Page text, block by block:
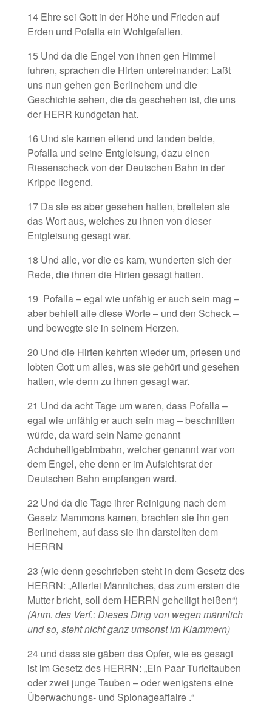
14 Ehre sei Gott in der Höhe und Frieden auf
Erden und Pofalla ein Wohlgefallen.
15 Und da die Engel von ihnen gen Himmel
fuhren, sprachen die Hirten untereinander: Laßt
uns nun gehen gen Berlinehem und die
Geschichte sehen, die da geschehen ist, die uns
der HERR kundgetan hat.
16 Und sie kamen eilend und fanden beide,
Pofalla und seine Entgleisung, dazu einen
Riesenscheck von der Deutschen Bahn in der
Krippe liegend.
17 Da sie es aber gesehen hatten, breiteten sie
das Wort aus, welches zu ihnen von dieser
Entgleisung gesagt war.
18 Und alle, vor die es kam, wunderten sich der
Rede, die ihnen die Hirten gesagt hatten.
19 Pofalla – egal wie unfähig er auch sein mag –
aber behielt alle diese Worte – und den Scheck –
und bewegte sie in seinem Herzen.
20 Und die Hirten kehrten wieder um, priesen und
lobten Gott um alles, was sie gehört und gesehen
hatten, wie denn zu ihnen gesagt war.
21 Und da acht Tage um waren, dass Pofalla –
egal wie unfähig er auch sein mag – beschnitten
würde, da ward sein Name genannt
Achduheiligebimbahn, welcher genannt war von
dem Engel, ehe denn er im Aufsichtsrat der
Deutschen Bahn empfangen ward.
22 Und da die Tage ihrer Reinigung nach dem
Gesetz Mammons kamen, brachten sie ihn gen
Berlinehem, auf dass sie ihn darstellten dem
HERRN
23 (wie denn geschrieben steht in dem Gesetz des
HERRN: „Allerlei Männliches, das zum ersten die
Mutter bricht, soll dem HERRN geheiligt heißen“)
(Anm. des Verf.: Dieses Ding von wegen männlich
und so, steht nicht ganz umsonst im Klammern)
24 und dass sie gäben das Opfer, wie es gesagt
ist im Gesetz des HERRN: „Ein Paar Turteltauben
oder zwei junge Tauben – oder wenigstens eine
Überwachungs- und Spionageaffaire .“